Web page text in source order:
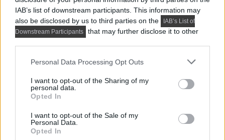
IAB’s list of downstream participants. This information may
also be disclosed by us to third parties on the
IAB’s List of
Downstream Participants
that may further disclose it to other
Please note that this website/app uses one or more Google
not limited to your visit or usage behaviour. You may click to
grant or deny consent to Google and its third-party tags to
use your data for below specified purposes in below Google
consent section.
Personal Data Processing Opt Outs
I want to opt-out of the Sharing of my
personal data.
Opted In
I want to opt-out of the Sale of my
Personal Data.
Opted In